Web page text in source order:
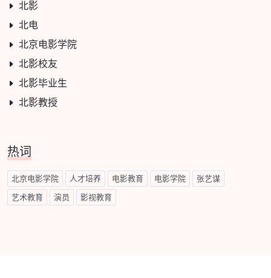
北影
北电
北京电影学院
北影校友
北影毕业生
北影教授
热词
北京电影学院 人才培养 电影教育 电影学院 张艺谋
艺术教育 演员 影视教育